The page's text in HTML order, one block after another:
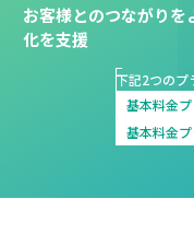
お客様とのつながり
化を⽀援
下記2つのプ
基本料金
基本料金